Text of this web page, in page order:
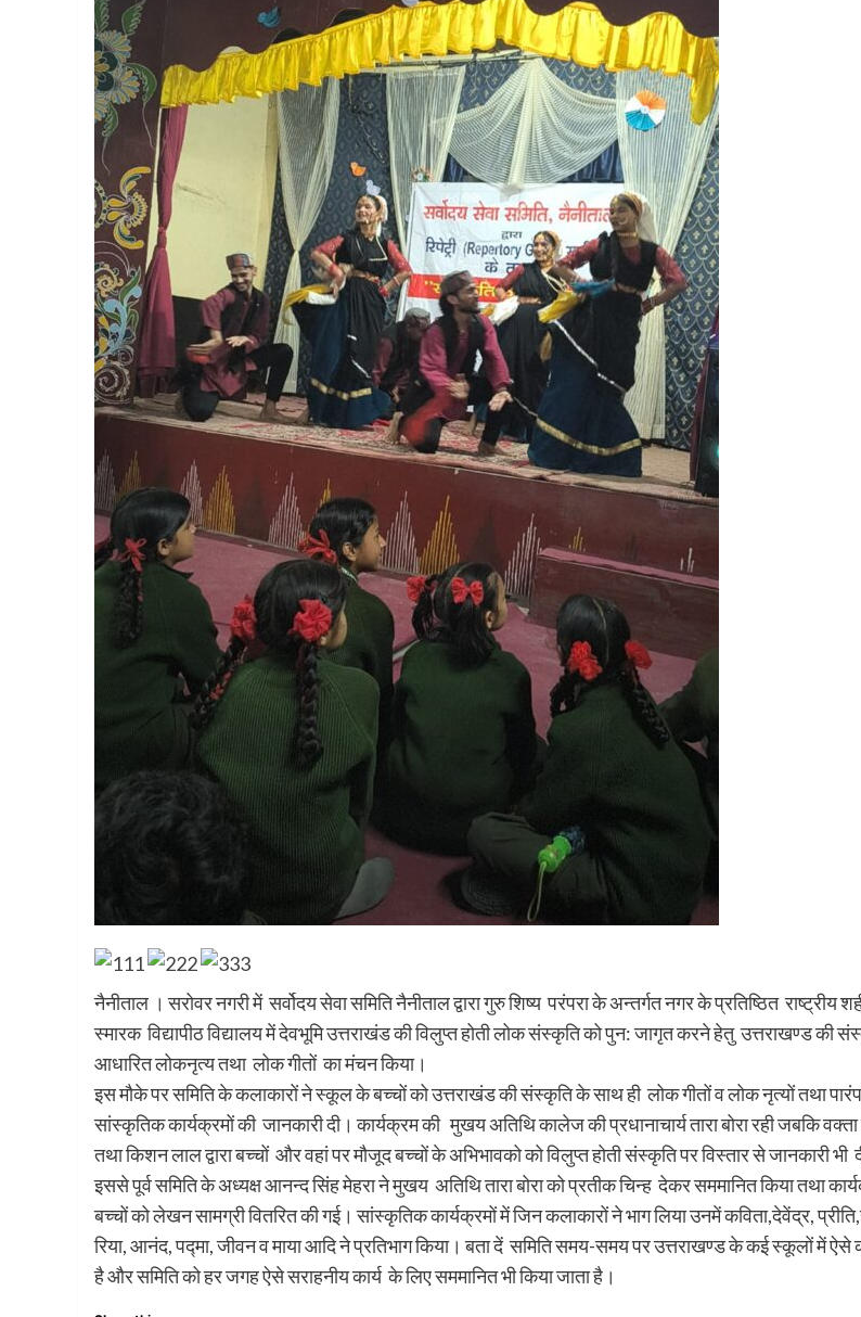
नैनीताल । सरोवर नगरी में सर्वोदय सेवा समिति नैनीताल द्वारा गुरु शिष्य परंपरा के अन्तर्गत नगर के प्रतिष्ठित राष्ट्रीय
स्मारक विद्यापीठ विद्यालय में देवभूमि उत्तराखंड की विलुप्त होती लोक संस्कृति को पुन: जागृत करने हेतु उत्तराखण्ड की
आधारित लोकनृत्य तथा लोक गीतों का मंचन किया।
इस मौके पर समिति के कलाकारों ने स्कूल के बच्चों को उत्तराखंड की संस्कृति के साथ ही लोक गीतों व लोक नृत्यों तथा
सांस्कृतिक कार्यक्रमों की जानकारी दी। कार्यक्रम की मुखय अतिथि कालेज की प्रधानाचार्य तारा बोरा रही जबकि
तथा किशन लाल द्वारा बच्चों और वहां पर मौजूद बच्चों के अभिभावको को विलुप्त होती संस्कृति पर विस्तार से जानकारी भी
इससे पूर्व समिति के अध्यक्ष आनन्द सिंह मेहरा ने मुखय अतिथि तारा बोरा को प्रतीक चिन्ह देकर सममानित किया तथा
बच्चों को लेखन सामग्री वितरित की गई। सांस्कृतिक कार्यक्रमों में जिन कलाकारों ने भाग लिया उनमें कविता,देवेंद्र,
रिया, आनंद, पद्मा, जीवन व माया आदि ने प्रतिभाग किया। बता दें समिति समय-समय पर उत्तराखण्ड के कई स्कूलों में ऐसे
है और समिति को हर जगह ऐसे सराहनीय कार्य के लिए सममानित भी किया जाता है।